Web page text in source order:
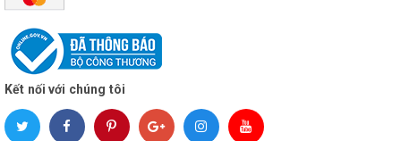
Kết nối với chúng tôi